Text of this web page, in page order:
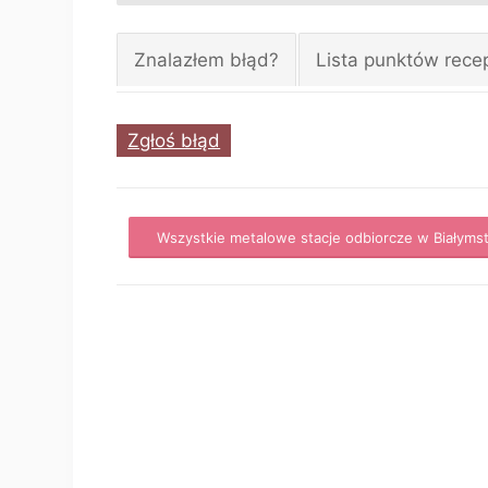
Znalazłem błąd? Lista punktów
Zgłoś błąd
Wszystkie metalowe stacje odbiorcze w